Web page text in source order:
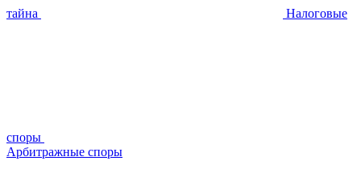
тайна Налоговые
споры
Арбитражные споры